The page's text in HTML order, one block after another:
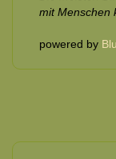
mit Menschen
powered by